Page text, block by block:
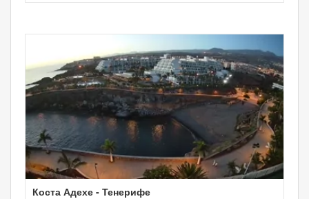
Коста Адехе - Тенерифе